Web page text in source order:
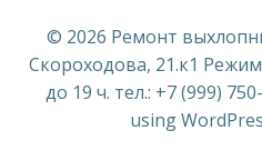
© 2026 Ремонт
Скороходова, 21.к1
до 19 ч. тел.: +7 (999)
using